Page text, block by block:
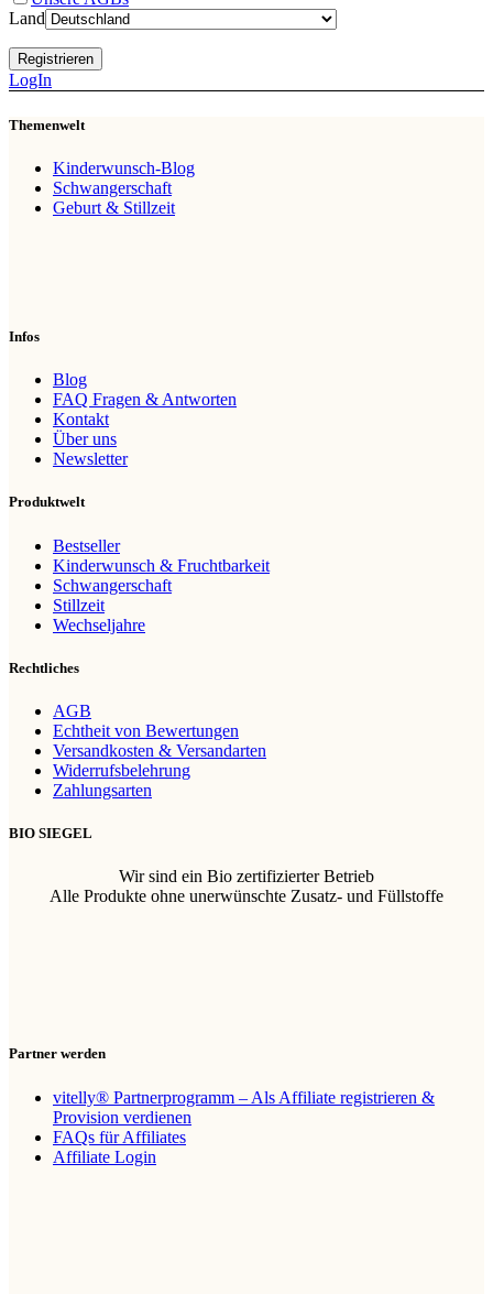
Land
LogIn
Themenwelt
Kinderwunsch-Blog
Schwangerschaft
Geburt & Stillzeit
Infos
Blog
FAQ Fragen & Antworten
Kontakt
Über uns
Newsletter
Produktwelt
Bestseller
Kinderwunsch & Fruchtbarkeit
Schwangerschaft
Stillzeit
Wechseljahre
Rechtliches
AGB
Echtheit von Bewertungen
Versandkosten & Versandarten
Widerrufsbelehrung
Zahlungsarten
BIO SIEGEL
Wir sind ein Bio zertifizierter Betrieb
Alle Produkte ohne unerwünschte Zusatz- und Füllstoffe
Partner werden
vitelly® Partnerprogramm – Als Affiliate registrieren &
Provision verdienen
FAQs für Affiliates
Affiliate Login